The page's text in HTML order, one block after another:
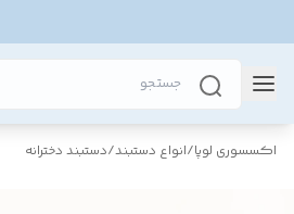
اکسسوری لوپا/انواع دستبند/دستبند دخترانه